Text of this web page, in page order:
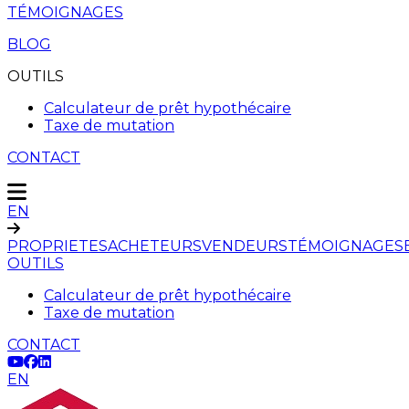
TÉMOIGNAGES
BLOG
OUTILS
Calculateur de prêt hypothécaire
Taxe de mutation
CONTACT
EN
PROPRIETESACHETEURSVENDEURSTÉMOIGNAGES
OUTILS
Calculateur de prêt hypothécaire
Taxe de mutation
CONTACT
EN